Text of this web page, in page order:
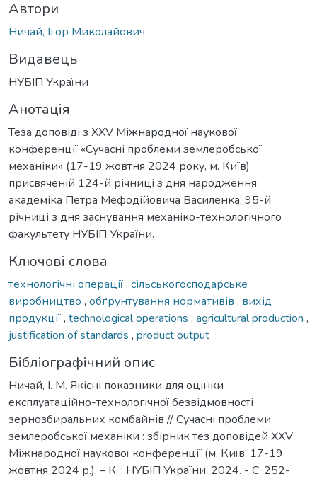
Автори
Ничай, Ігор Миколайович
Видавець
НУБІП України
Анотація
Теза доповіді з XXV Міжнародної наукової
конференції «Сучасні проблеми землеробської
механіки» (17-19 жовтня 2024 року, м. Київ)
присвяченій 124-й річниці з дня народження
академіка Петра Мефодійовича Василенка, 95-й
річниці з дня заснування механіко-технологічного
факультету НУБІП України.
Ключові слова
технологічні операції, сільськогосподарське
виробництво , обґрунтування нормативів , вихід
продукції, technological operations , agricultural production ,
justification of standards , product output
Бібліографічний опис
Ничай, І. М. Якісні показники для оцінки
експлуатаційно-технологічної безвідмовності
зернозбиральних комбайнів // Сучасні проблеми
землеробської механіки : збірник тез доповідей XXV
Міжнародної наукової конференції (м. Київ, 17-19
жовтня 2024 р.). – К. : НУБІП України, 2024. - С. 252-